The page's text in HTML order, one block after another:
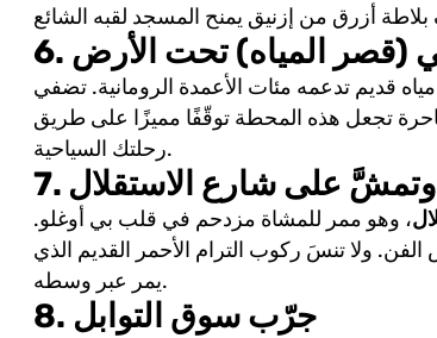
(قصر المياه) تحت الأرض
قديم تدعمه مئات الأعمدة الرومانية. تضفي
تجعل هذه المحطة توقّفًا مميزًا على طريق
رحلتك السياحية.
وتمشَّ على شارع الاستقلال
، وهو ممر للمشاة مزدحم في قلب بي أوغلو.
ولا تنسَ ركوب الترام الأحمر القديم الذي
يمر عبر وسطه.
8. جرّب سوق التوابل